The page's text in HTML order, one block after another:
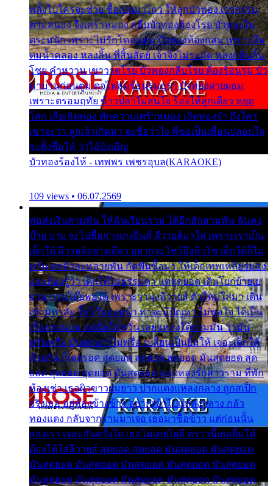
พลั้งไปใครจะช่วย ซื้อเปลมาไกว ให้ลูกบัวทอง เวรกรรม
ตามสนอง จึงเศร้าหมอง กลีบบัวทองต้องโรย บัวทองไม่
ตระหนัก เพราะไม่รักโคลนตม บัวทองท้องกลม เพราะลืม
ตมน้ำคลอง หลงลิ้น ที่สิ้นสัตย์ เจ้าจึงไม่ระมัด หลงกลิ่นลิ้น
โชย คำหวาน เขาวาดโรย บัวทองกลีบโรย ต้องร้อนรุม บัว
มาบานก่อนตูม ดุจไฟสุมร้อนรุมอุรา บัวทองผ่ายผอม
เพราะตรอมฤทัย ข้าวปลาไม่สนใจ ร้องไห้ลูกเดียว หยุด
โศก เสียเถิดทอง พักความเศร้าหมอง เถิดทองจ๋า ถึงใคร
เขาจะว่า ลูกเจ้าเกิดมา จะชื่อว่าไง พี่ขอเป็นเพื่อนปลอบใจ
จะตั้งชื่อให้ ว่าไอ้บังเอิญ
บัวทองร้องไห้ - เทพพร เพชรอุบล(KARAOKE)
109 views • 06.07.2569
พ่อส่งเงินสามพัน ให้ฉันเรียนราม ได้อีกสักสามพัน ฉันคง
บ๊าย บาย จะไปซื้อกางเกงยีนส์ ลีวายส์มาใส่ เพราะเราเป็น
เด็กใต้ ลีวายส์อย่างเดียว อยากจะโชว์ถึงหิวโซ เด็กใต้ก็ไม่
หวั่น ตกตัวละหลายพัน กัดฟันซื้อมา ให้เด็กเทพเหลียวมอง
และต้องรู้ว่า เด็กใต้ไม่ธรรมดา แต่สุดยอด เดินโยกย้ายเย
ยวน กวนโอ๊ยพอได้ เพราะว่านุ่งลีวายส์ ตัวใหม่ใส่มา เดิน
เข้ามหาลัย จิ๊กโก๊มองหน้า ท่าจะมีปัญหา ไม่พอใจ ได้เป็น
เรื่องแน่นอน แต่ฉันไม่หวั่น เลยแหลงใต้ถามมัน ว่ามัน
พรั่นพรือ มันตอบว่าไม่พรื่อ เปลี่ยนเป็นยิ้มให้ เจอะเด็กใต้
ด้วยกัน ก็เลยรอด สุดยอด สุดยอด สุดยอด มันสุดยอด สุด
ยอด สุดยอด สุดยอด มันสุดยอด แอบหลงรักสาวราม ที่พัก
ห้องเช่า เธอผิวขาวผมยาว ปากแดงแหลงกลาง ถูกสเป็ก
จริงเธอ อยู่ห้องข้างข้าง อยากเข้าไปแหลงกลาง กลัว
ทองแดง กลับจากรามมาเจอ เธอมาซื้อข้าว แต่ก่อนนั้น
สองเรา เจอะกันครั้งใด เธอไม่เคยไยดี คราวนี้เธอยิ้มให้
ต้องให้ใส่ลีวายส์ สุดยอด สุดยอด มันสุดยอด มันสุดยอด
มันสุดยอด มันสุดยอด มันสุดยอด มันสุดยอด มันสุดยอด
มันสุดยอด มันสุดยอด มันสุดยอด มันสุดยอด มันสุดยอด